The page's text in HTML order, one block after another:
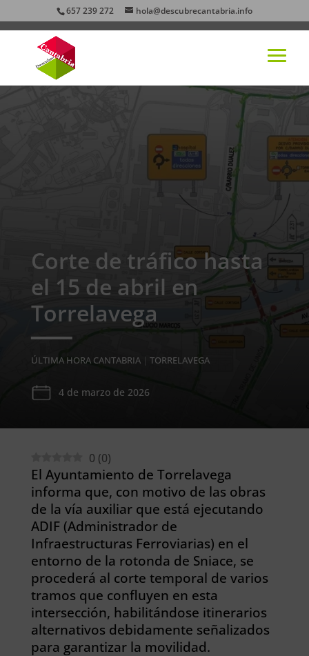
657 239 272 hola@descubrecantabria.info
Corte de tráfico hasta
el 15 de abril en
Torrelavega
ÚLTIMA HORA CANTABRIA| TORRELAVEGA
4 de marzo de 2026
0 (0)
El Ayuntamiento de Torrelavega
informa que, con motivo de las obras
de la vía auxiliar que está ejecutando
ADIF (Administrador de
Infraestructuras Ferroviarias) en el
entorno de la rotonda de Sniace, se
procederá al corte temporal de varios
tramos que confluyen en esta
intersección, habilitándose itinerarios
alternativos debidamente señalizados
para garantizar la movilidad.